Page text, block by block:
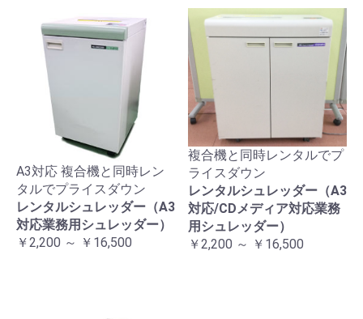
A3対応 複合機と同時レン
タルでプライスダウン
レンタルシュレッダー（A3
対応業務用シュレッダー）
￥2,200 ～ ￥16,500
複合機と同時レンタルでプ
ライスダウン
レンタルシュレッダー（A3
対応/CDメディア対応業務
用シュレッダー）
￥2,200 ～ ￥16,500